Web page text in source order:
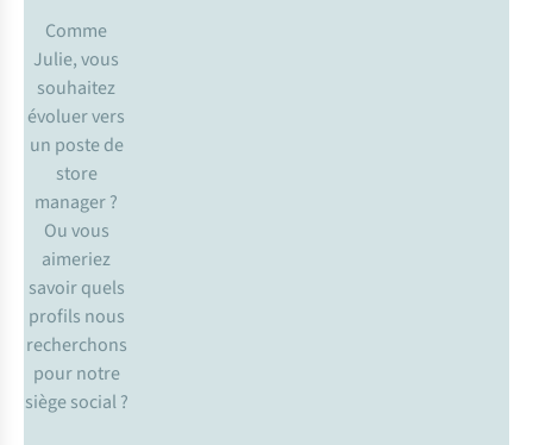
Comme
Julie, vous
souhaitez
évoluer vers
un poste de
store
manager ?
Ou vous
aimeriez
savoir quels
profils nous
recherchons
pour notre
siège social ?